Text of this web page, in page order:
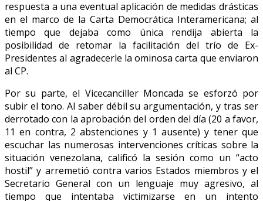
respuesta a una eventual aplicación de medidas drásticas
en el marco de la Carta Democrática Interamericana; al
tiempo que dejaba como única rendija abierta la
posibilidad de retomar la facilitación del trío de Ex-
Presidentes al agradecerle la ominosa carta que enviaron
al CP.
Por su parte, el Vicecanciller Moncada se esforzó por
subir el tono. Al saber débil su argumentación, y tras ser
derrotado con la aprobación del orden del día (20 a favor,
11 en contra, 2 abstenciones y 1 ausente) y tener que
escuchar las numerosas intervenciones críticas sobre la
situación venezolana, calificó la sesión como un “acto
hostil” y arremetió contra varios Estados miembros y el
Secretario General con un lenguaje muy agresivo, al
tiempo que intentaba victimizarse en un intento